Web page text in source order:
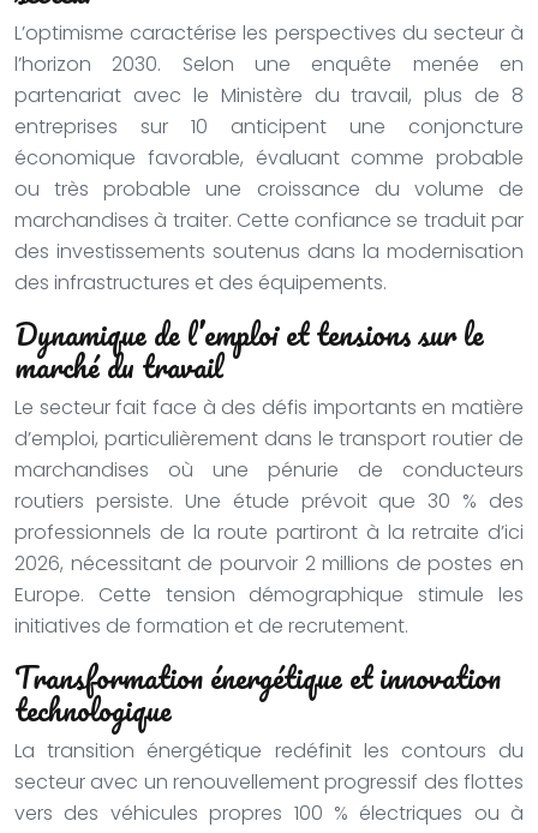
L’optimisme caractérise les perspectives du secteur à
l’horizon 2030. Selon une enquête menée en
partenariat avec le Ministère du travail, plus de 8
entreprises sur 10 anticipent une conjoncture
économique favorable, évaluant comme probable
ou très probable une croissance du volume de
marchandises à traiter. Cette confiance se traduit par
des investissements soutenus dans la modernisation
des infrastructures et des équipements.
Dynamique de l’emploi et tensions sur le
marché du travail
Le secteur fait face à des défis importants en matière
d’emploi, particulièrement dans le transport routier de
marchandises où une pénurie de conducteurs
routiers persiste. Une étude prévoit que 30 % des
professionnels de la route partiront à la retraite d’ici
2026, nécessitant de pourvoir 2 millions de postes en
Europe. Cette tension démographique stimule les
initiatives de formation et de recrutement.
Transformation énergétique et innovation
technologique
La transition énergétique redéfinit les contours du
secteur avec un renouvellement progressif des flottes
vers des véhicules propres 100 % électriques ou à